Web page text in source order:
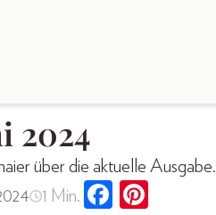
2024
über die aktuelle Ausgabe.
1 Min.